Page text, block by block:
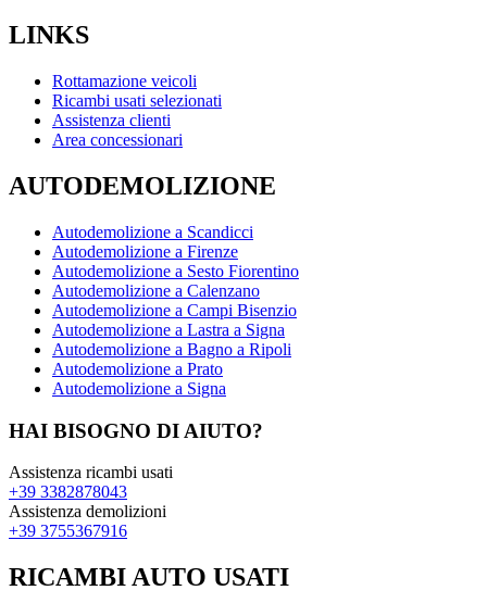
LINKS
Rottamazione veicoli
Ricambi usati selezionati
Assistenza clienti
Area concessionari
AUTODEMOLIZIONE
Autodemolizione a Scandicci
Autodemolizione a Firenze
Autodemolizione a Sesto Fiorentino
Autodemolizione a Calenzano
Autodemolizione a Campi Bisenzio
Autodemolizione a Lastra a Signa
Autodemolizione a Bagno a Ripoli
Autodemolizione a Prato
Autodemolizione a Signa
HAI BISOGNO DI AIUTO?
Assistenza ricambi usati
+39 3382878043
Assistenza demolizioni
+39 3755367916
RICAMBI AUTO USATI